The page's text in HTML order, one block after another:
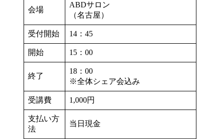
会場
ABDサロン
（名古屋）
受付開始 14：45
開始 15：00
終了
18：00
※全体シェア会込み
受講費 1,000円
支払い方
法
当日現金